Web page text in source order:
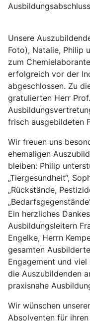
Unsere
Foto), Natalie, Philip
zum
erfolgreich vor der
abgeschlossen. Zu
gratulierten Herr
frisch ausgebildeten
Wir freuen uns
ehemaligen
bleiben: Philip
„Tiergesundheit“,
„Rückstände,
Ein herzliches
Ausbildungsleitern
Engelke, Herrn
gesamten
Engagement und
die Auszubildenden
praxisnahe
Wir wünschen
Absolventen für